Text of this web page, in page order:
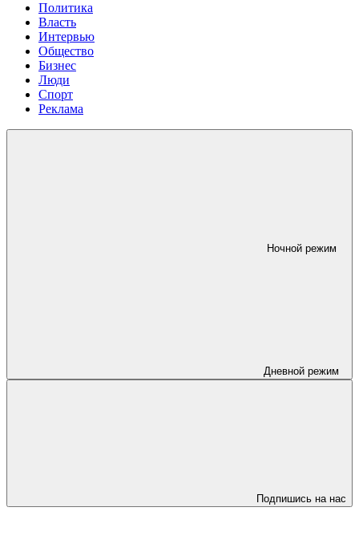
Политика
Власть
Интервью
Общество
Бизнес
Люди
Спорт
Реклама
Ночной режим
Дневной режим
Подпишись на нас